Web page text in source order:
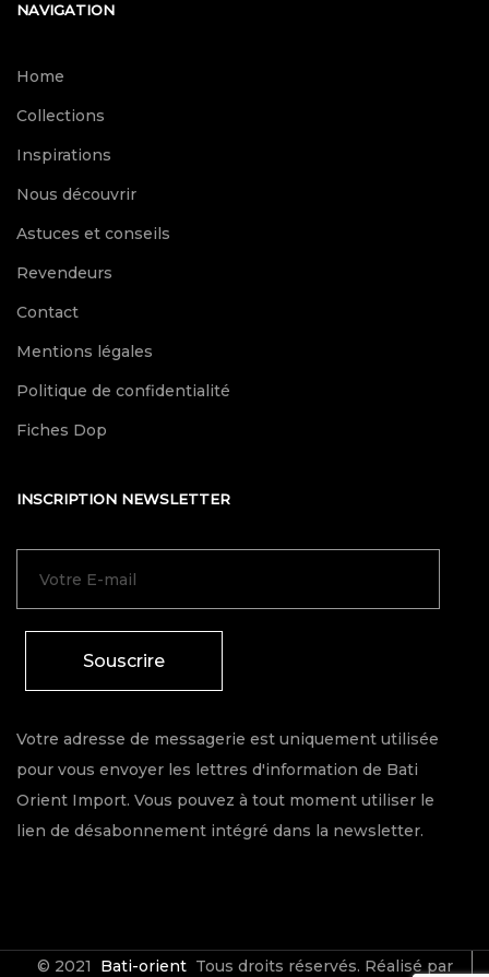
NAVIGATION
Home
Collections
Inspirations
Nous découvrir
Astuces et conseils
Revendeurs
Contact
Mentions légales
Politique de confidentialité
Fiches Dop
INSCRIPTION NEWSLETTER
Souscrire
Votre adresse de messagerie est uniquement utilisée
pour vous envoyer les lettres d'information de Bati
Orient Import. Vous pouvez à tout moment utiliser le
lien de désabonnement intégré dans la newsletter.
© 2021 Bati-orient Tous droits réservés. Réalisé par